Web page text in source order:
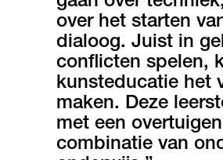
over het starten
dialoog. Juist in
conflicten spelen,
kunsteducatie het
maken. Deze
met een
combinatie van